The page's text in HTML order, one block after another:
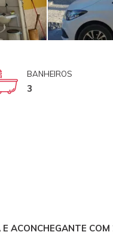
BANHEIROS
3
ACONCHEGANTE